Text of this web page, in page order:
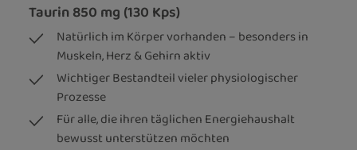
Taurin 850 mg (130 Kps)
Natürlich im Körper vorhanden – besonders in
Muskeln, Herz & Gehirn aktiv
Wichtiger Bestandteil vieler physiologischer
Prozesse
Für alle, die ihren täglichen Energiehaushalt
bewusst unterstützen möchten